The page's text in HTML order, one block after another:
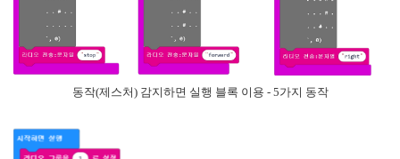
동작(제스처) 감지하면 실행 블록 이용 - 5가지 동작